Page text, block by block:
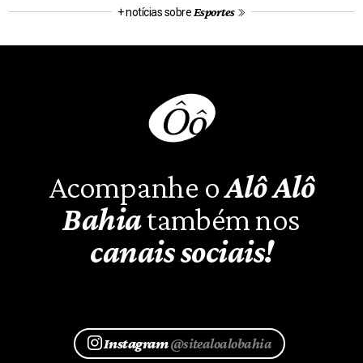
+ notícias sobre Esportes
Acompanhe oAlô Alô
Bahiatambém nos
canais sociais!
Instagram@sitealoalobahia